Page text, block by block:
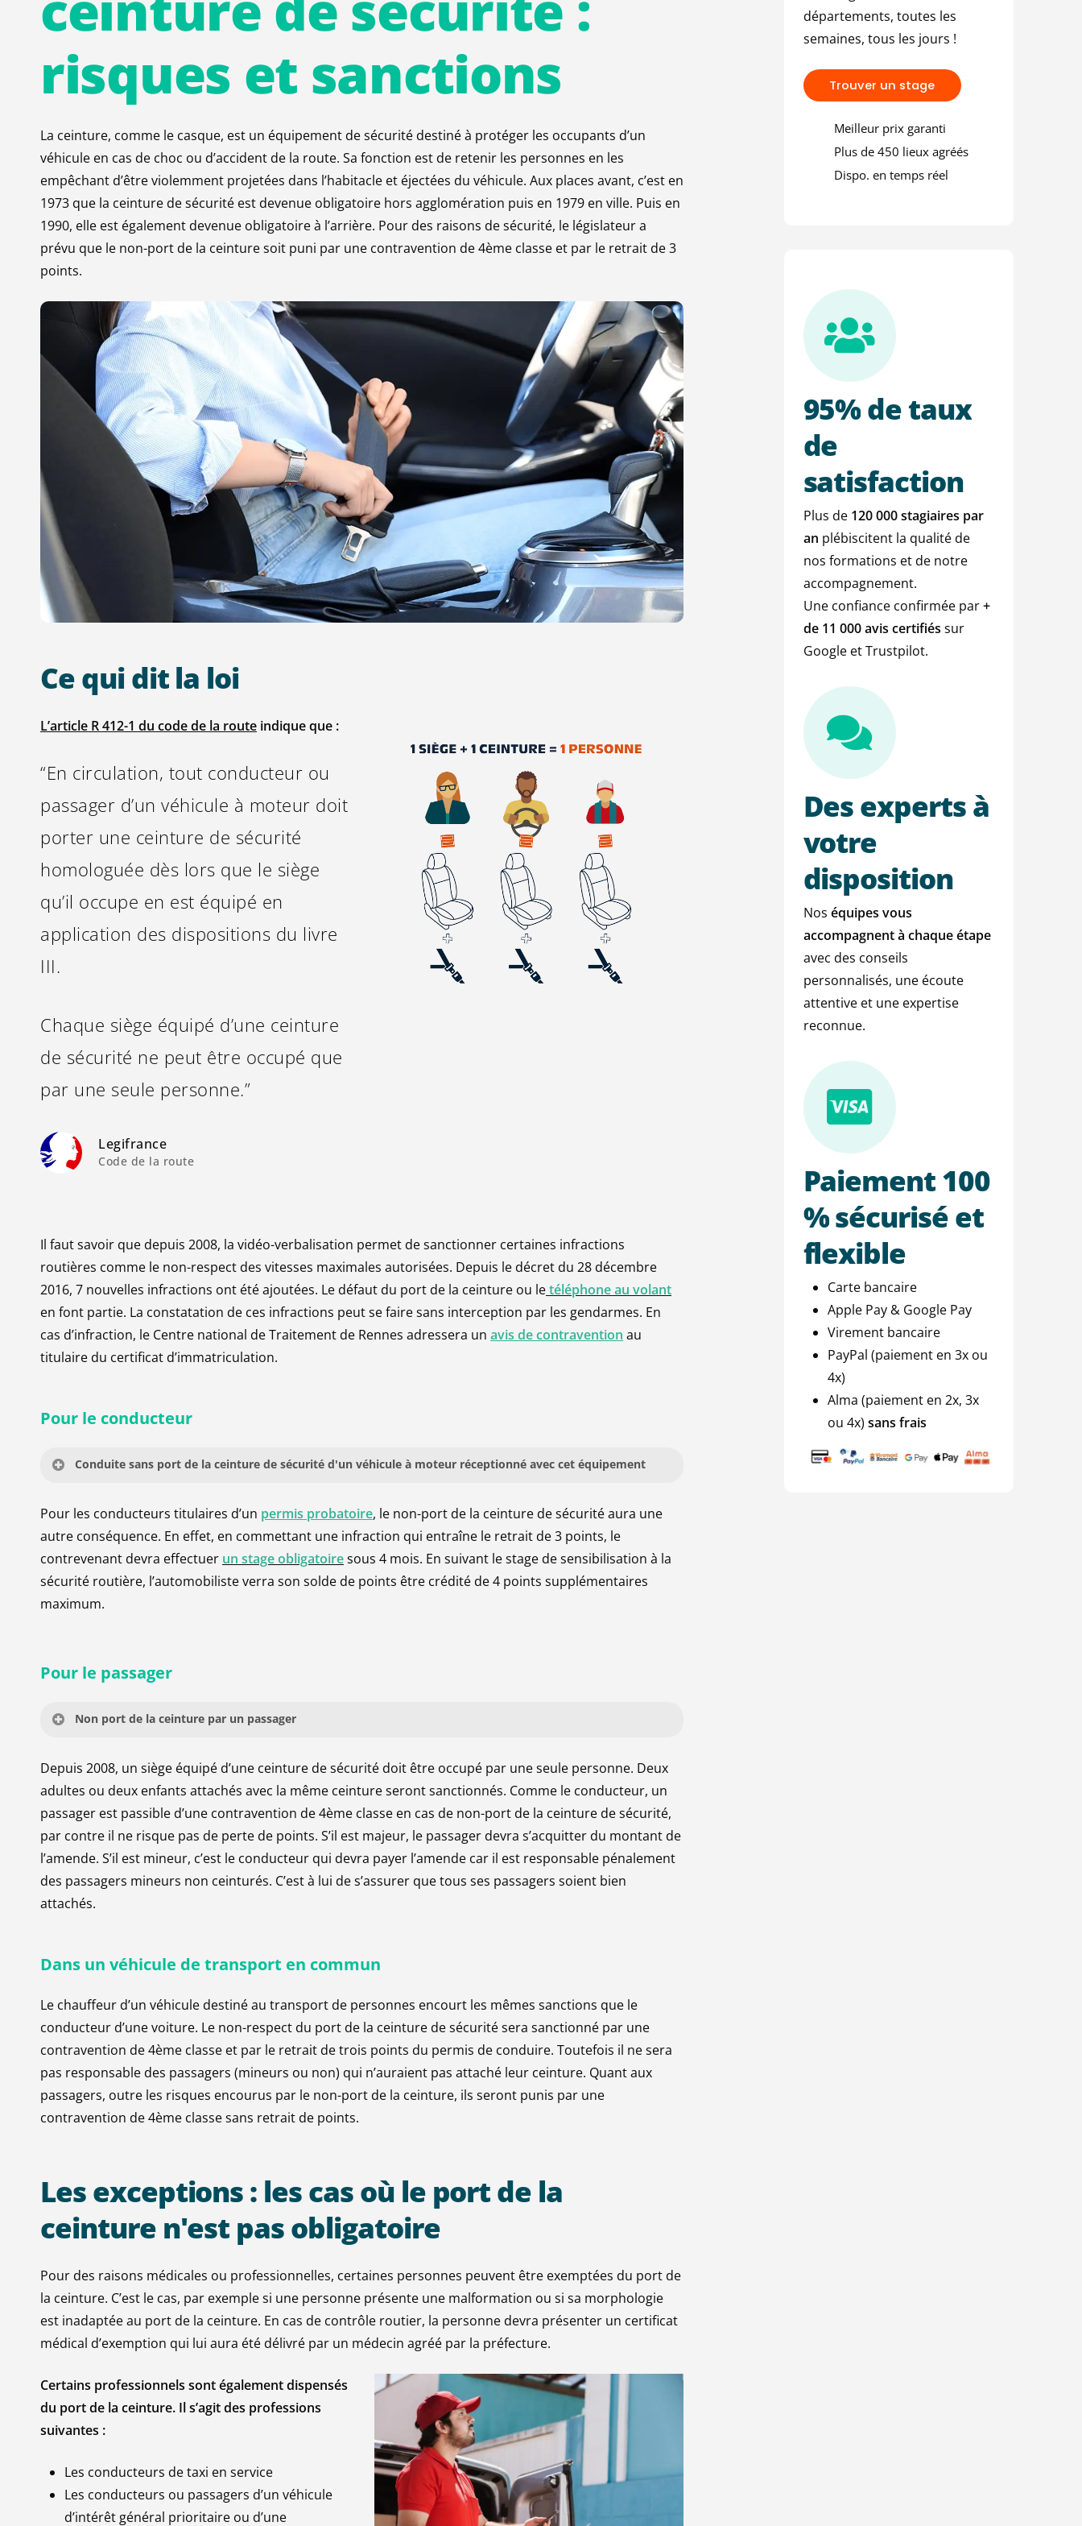
risques et sanctions
La ceinture, comme le casque, est un équipement de sécurité destiné à protéger les occupants d’un
véhicule en cas de choc ou d’accident de la route. Sa fonction est de retenir les personnes en les
empêchant d’être violemment projetées dans l’habitacle et éjectées du véhicule. Aux places avant, c’est en
1973 que la ceinture de sécurité est devenue obligatoire hors agglomération puis en 1979 en ville. Puis en
1990, elle est également devenue obligatoire à l’arrière. Pour des raisons de sécurité, le législateur a
prévu que le non-port de la ceinture soit puni par une contravention de 4ème classe et par le retrait de 3
points.
Cequidit la loi
L’article R 412-1 du code de la route indique que :
“En circulation, tout conducteur ou
passager d’un véhicule à moteur doit
porter une ceinture de sécurité
homologuée dès lors que le siège
qu’il occupe en est équipé en
application des dispositions du livre
III.
Chaque siège équipé d’une ceinture
de sécurité ne peut être occupé que
par une seule personne.”
Legifrance
Code de la route
Il faut savoir que depuis 2008, la vidéo-verbalisation permet de sanctionner certaines infractions
routières comme le non-respect des vitesses maximales autorisées. Depuis le décret du 28 décembre
2016, 7 nouvelles infractions ont été ajoutées. Le défaut du port de la ceinture ou letéléphone au volant
en font partie. La constatation de ces infractions peut se faire sans interception par les gendarmes. En
cas d’infraction, le Centre national de Traitement de Rennes adressera un avis de contravention au
titulaire du certificat d’immatriculation.
Pour le conducteur
Conduite sans port de la ceinture de sécurité d'un véhicule à moteur réceptionné avec cet équipement
Article du code de la route : R412-1
Amende forfaitaire :135 €
Amende minorée :
Mesures concernant le permis de conduire :
Retrait de 3 points
NB :Avant de prendre la route, c’est au conducteur de s’assurer que tous les passagers ont bien
bouclé leur ceinture.
135 90 375 -3
Pour les conducteurs titulaires d’un permis probatoire, le non-port de la ceinture de sécurité aura une
autre conséquence. En effet, en commettant une infraction qui entraîne le retrait de 3 points, le
contrevenant devra effectuer un stage obligatoiresous 4 mois. En suivant le stage de sensibilisation à la
sécurité routière, l’automobiliste verra son solde de points être crédité de 4 points supplémentaires
maximum.
Pour le passager
Non port de la ceinture par un passager
Article du code de la route : R412-1
Amende forfaitaire : 135 €
Amende minorée : 90 €(si paiement dans les 15 jours)
Amende majorée :375 €(après 45 jours sans paiement)
Pas de retrait de point
135 90 375 -0
Depuis 2008, un siège équipé d’une ceinture de sécurité doit être occupé par une seule personne. Deux
adultes ou deux enfants attachés avec la même ceinture seront sanctionnés. Comme le conducteur, un
passager est passible d’une contravention de 4ème classe en cas de non-port de la ceinture de sécurité,
par contre il ne risque pas de perte de points. S’il est majeur, le passager devra s’acquitter du montant de
l’amende. S’il est mineur, c’est le conducteur qui devra payer l’amende car il est responsable pénalement
des passagers mineurs non ceinturés. C’est à lui de s’assurer que tous ses passagers soient bien
attachés.
Dans un véhicule de transport en commun
Le chauffeur d’un véhicule destiné au transport de personnes encourt les mêmes sanctions que le
conducteur d’une voiture. Le non-respect du port de la ceinture de sécurité sera sanctionné par une
contravention de 4ème classe et par le retrait de trois points du permis de conduire. Toutefois il ne sera
pas responsable des passagers (mineurs ou non) qui n’auraient pas attaché leur ceinture. Quant aux
passagers, outre les risques encourus par le non-port de la ceinture, ils seront punis par une
contravention de 4ème classe sans retrait de points.
Lesexceptions: lescasoù le portde la
ceinture n'est pasobligatoire
Pour des raisons médicales ou professionnelles, certaines personnes peuvent être exemptées du port de
la ceinture. C’est le cas, par exemple si une personne présente une malformation ou si sa morphologie
est inadaptée au port de la ceinture. En cas de contrôle routier, la personne devra présenter un certificat
médical d’exemption qui lui aura été délivré par un médecin agréé par la préfecture.
Certains professionnels sont également dispensés
du port de la ceinture. Il s’agit des professions
suivantes :
Les conducteurs de taxi en service
Les conducteurs ou passagers d’un véhicule
d’intérêt général prioritaire ou d’une
départements, toutes les
semaines, tous les jours !
Trouver un stage
Meilleur prix garanti
Plus de 450 lieux agréés
Dispo. en temps réel
95%detaux
de
satisfaction
Plus de 120 000 stagiaires par
an plébiscitent la qualité de
nos formations et de notre
accompagnement.
Une confiance confirmée par+
de 11 000 avis certifiés sur
Google et Trustpilot.
Desexpertsà
votre
disposition
Nos équipes vous
accompagnent à chaque étape
avec des conseils
personnalisés, une écoute
attentive et une expertise
reconnue.
Paiement100
%sécuriséet
flexible
Carte bancaire
Apple Pay & Google Pay
Virement bancaire
PayPal (paiement en 3x ou
4x)
Alma (paiement en 2x, 3x
ou 4x) sans frais